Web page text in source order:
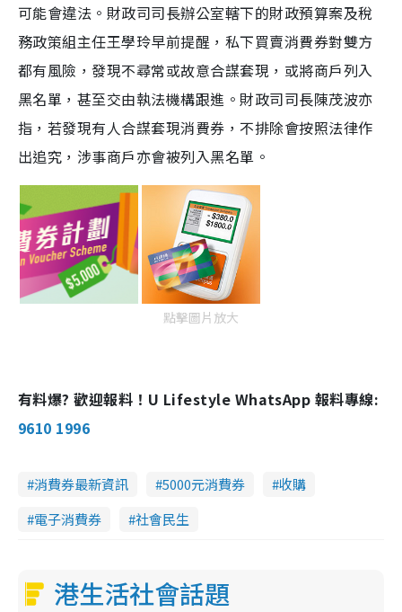
可能會違法。財政司司長辦公室轄下的財政預算案及稅
務政策組主任王學玲早前提醒，私下買賣消費券對雙方
都有風險，發現不尋常或故意合謀套現，或將商戶列入
黑名單，甚至交由執法機構跟進。財政司司長陳茂波亦
指，若發現有人合謀套現消費券，不排除會按照法律作
出追究，涉事商戶亦會被列入黑名單。
點擊圖片放大
有料爆? 歡迎報料！U Lifestyle WhatsApp 報料專線:
9610 1996
消費券最新資訊 5000元消費券
收購
電子消費券
社會民生
港生活社會話題